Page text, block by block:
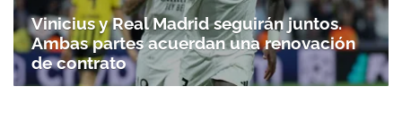
Vinicius y Real Madrid seguirán juntos.
Ambas partes acuerdan una renovación
de contrato